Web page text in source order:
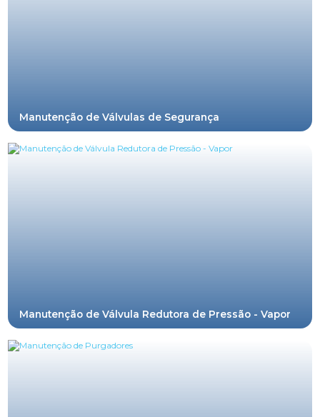
Manutenção de Válvulas de Segurança
Válvulas de Segurança? Nos dias de hoje, quem
Manutenção de Válvula Redutora de Pressão - Vapor
Válvula Redutora de Pressão? A válvula redutora de